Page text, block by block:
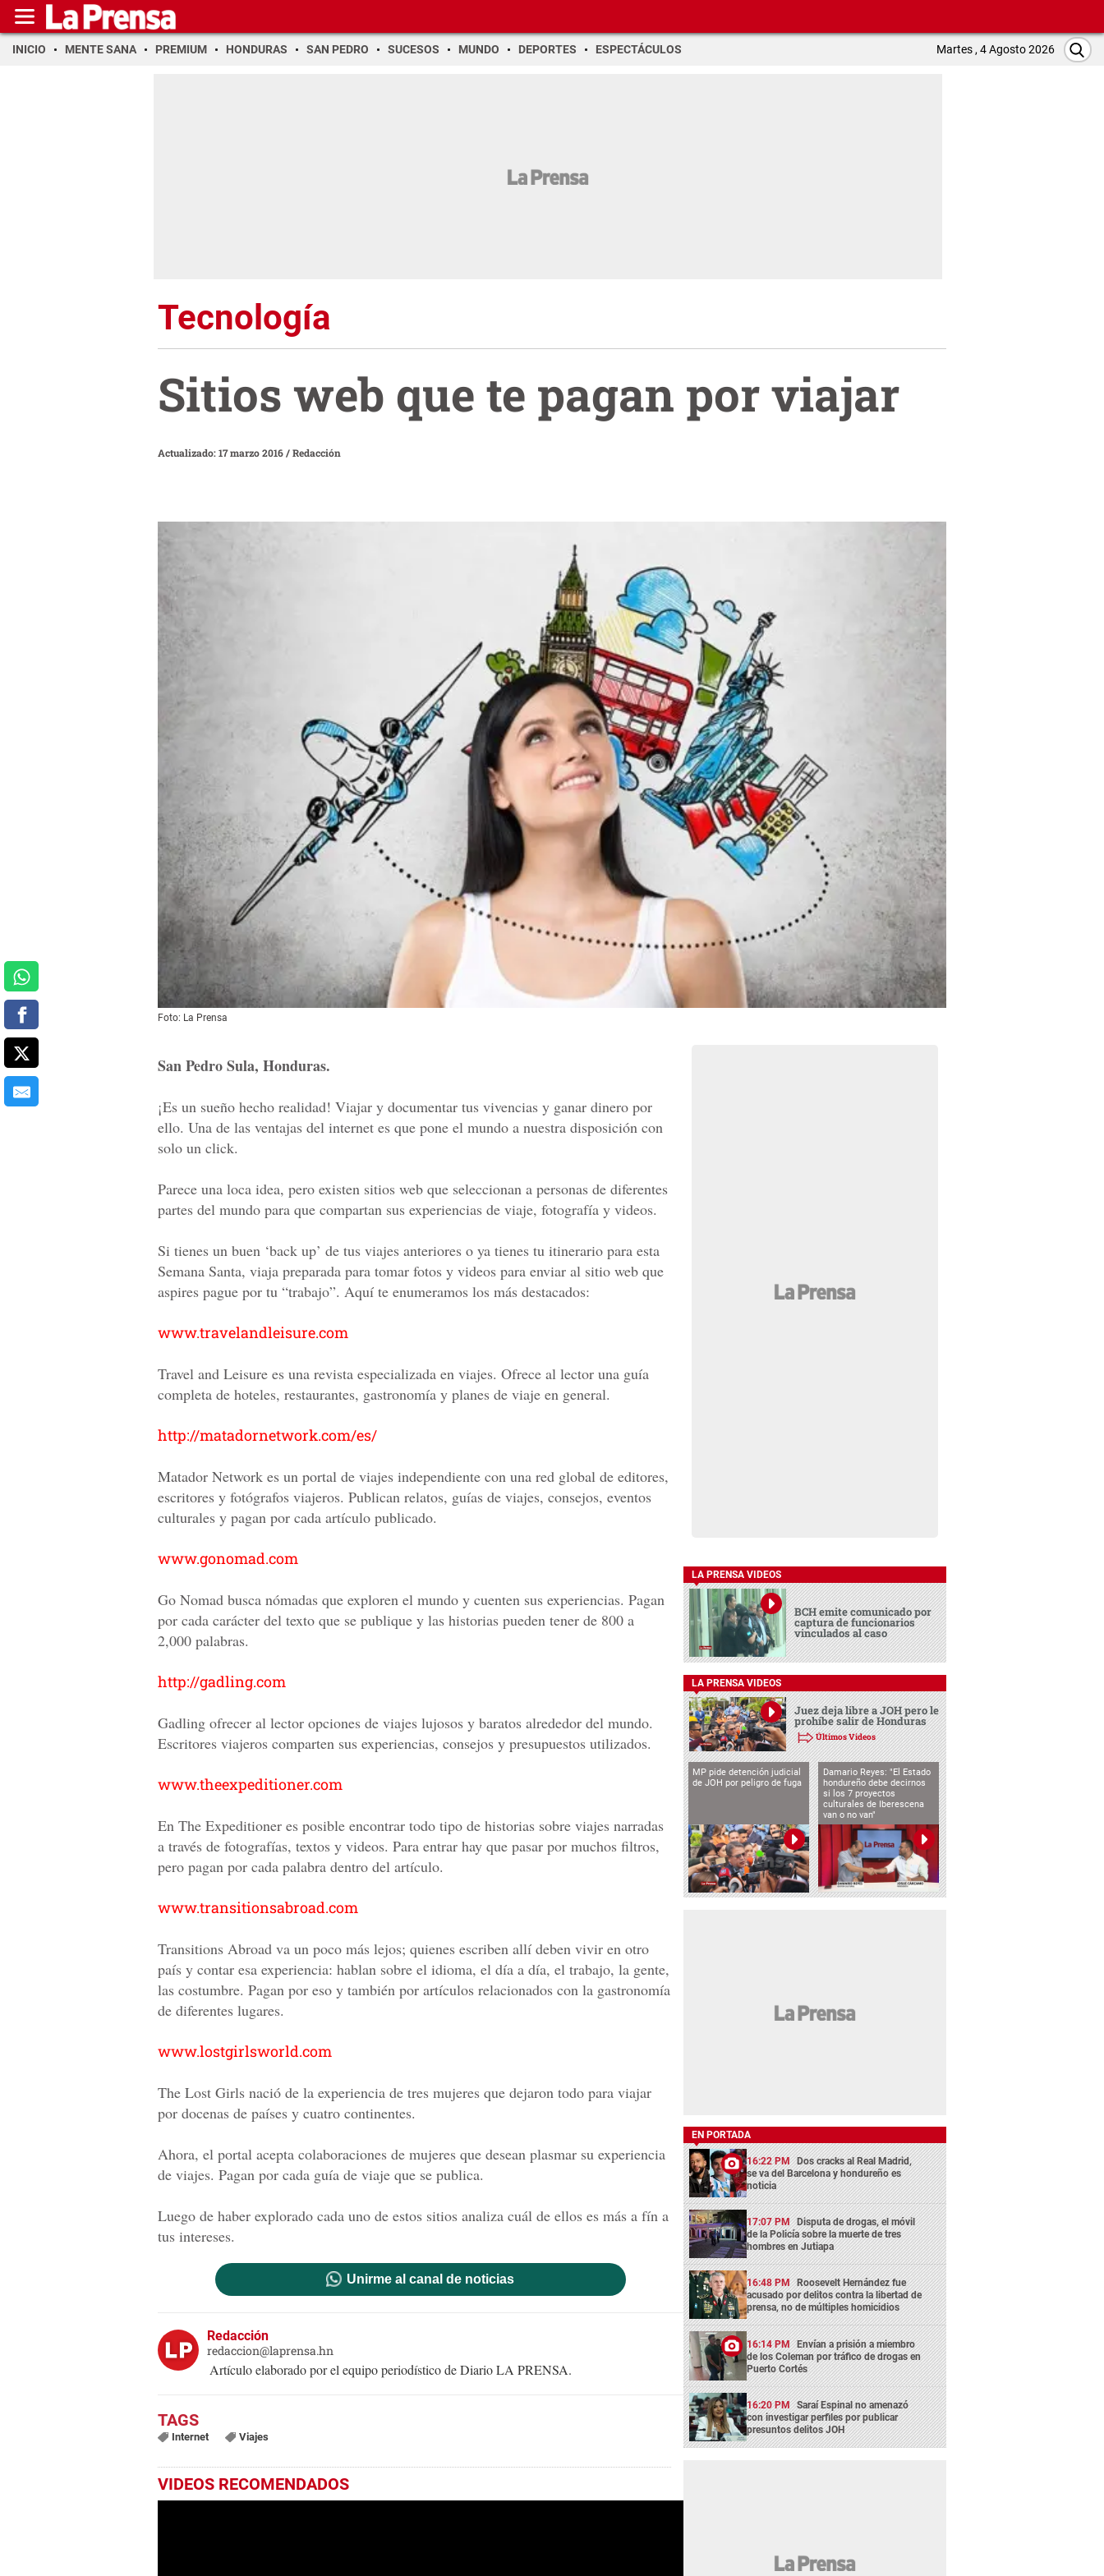
INICIO MENTE SANA PREMIUM HONDURAS SAN PEDRO SUCESOS MUNDO DEPORTES ESPECTÁCULOS Martes , 4 Agosto 2026
Tecnología
Sitios web que te pagan por viajar
Actualizado: 17 marzo 2016/Redacción
Foto: La Prensa
San Pedro Sula, Honduras.
¡Es un sueño hecho realidad! Viajar y documentar tus vivencias y ganar dinero por
ello. Una de las ventajas del internet es que pone el mundo a nuestra disposición con
solo un click.
Parece una loca idea, pero existen sitios web que seleccionan a personas de diferentes
partes del mundo para que compartan sus experiencias de viaje, fotografía y videos.
Si tienes un buen ‘back up’ de tus viajes anteriores o ya tienes tu itinerario para esta
Semana Santa, viaja preparada para tomar fotos y videos para enviar al sitio web que
aspires pague por tu “trabajo”. Aquí te enumeramos los más destacados:
www.travelandleisure.com
Travel and Leisure es una revista especializada en viajes. Ofrece al lector una guía
completa de hoteles, restaurantes, gastronomía y planes de viaje en general.
http://matadornetwork.com/es/
Matador Network es un portal de viajes independiente con una red global de editores,
escritores y fotógrafos viajeros. Publican relatos, guías de viajes, consejos, eventos
culturales y pagan por cada artículo publicado.
www.gonomad.com
Go Nomad busca nómadas que exploren el mundo y cuenten sus experiencias. Pagan
por cada carácter del texto que se publique y las historias pueden tener de 800 a
2,000 palabras.
http://gadling.com
Gadling ofrecer al lector opciones de viajes lujosos y baratos alrededor del mundo.
Escritores viajeros comparten sus experiencias, consejos y presupuestos utilizados.
www.theexpeditioner.com
En The Expeditioner es posible encontrar todo tipo de historias sobre viajes narradas
a través de fotografías, textos y videos. Para entrar hay que pasar por muchos filtros,
pero pagan por cada palabra dentro del artículo.
www.transitionsabroad.com
Transitions Abroad va un poco más lejos; quienes escriben allí deben vivir en otro
país y contar esa experiencia: hablan sobre el idioma, el día a día, el trabajo, la gente,
las costumbre. Pagan por eso y también por artículos relacionados con la gastronomía
de diferentes lugares.
www.lostgirlsworld.com
The Lost Girls nació de la experiencia de tres mujeres que dejaron todo para viajar
por docenas de países y cuatro continentes.
Ahora, el portal acepta colaboraciones de mujeres que desean plasmar su experiencia
de viajes. Pagan por cada guía de viaje que se publica.
Luego de haber explorado cada uno de estos sitios analiza cuál de ellos es más a fín a
tus intereses.
Unirme al canal de noticias
Redacción
redaccion@laprensa.hn
Artículo elaborado por el equipo periodístico de Diario LA PRENSA.
Internet Viajes
VIDEOS RECOMENDADOS
LA PRENSA VIDEOS
BCH emite comunicado por
captura de funcionarios
vinculados al caso
LA PRENSA VIDEOS
Juez deja libre a JOH pero le
prohíbe salir de Honduras
Últimos Videos
MP pide detención judicial
de JOH por peligro de fuga
Damario Reyes: "El Estado
hondureño debe decirnos
si los 7 proyectos
culturales de Iberescena
van o no van"
EN PORTADA
16:22 PM Dos cracks al Real Madrid,
se va del Barcelona y hondureño es
noticia
17:07 PM Disputa de drogas, el móvil
de la Policía sobre la muerte de tres
hombres en Jutiapa
16:48 PM Roosevelt Hernández fue
acusado por delitos contra la libertad de
prensa, no de múltiples homicidios
16:14 PM Envían a prisión a miembro
de los Coleman por tráfico de drogas en
Puerto Cortés
16:20 PM Saraí Espinal no amenazó
con investigar perfiles por publicar
presuntos delitos JOH